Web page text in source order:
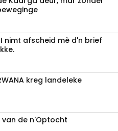
nimt afscheid mè d'n brief
kreg landeleke
van de n'Optocht